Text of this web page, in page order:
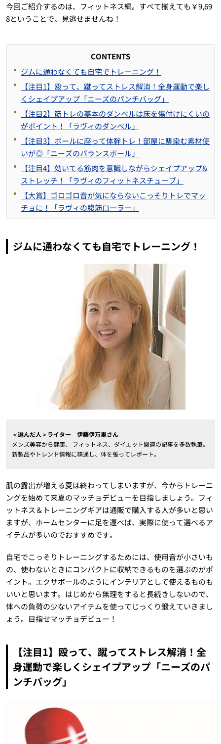
今回ご紹介するのは、フィットネス編。すべて揃えても￥9,69
8ということで、見逃せませんね！
CONTENTS
ジムに通わなくても自宅でトレーニング！
【注目1】殴って、蹴ってストレス解消！全身運動で楽し
くシェイプアップ「ニーズのパンチバッグ」
【注目2】筋トレの基本のダンベルは床を傷付けにくいの
がポイント！「ラヴィのダンベル」
【注目3】ボールに座って体幹トレ！部屋に馴染む素材使
いが◎「ニーズのバランスボール」
【注目4】効いてる筋肉を意識しながらシェイプアップ&
ストレッチ！「ラヴィのフィットネスチューブ」
【大賞】ゴロゴロ音が気にならないこっそりトレでマッ
チョに！「ラヴィの腹筋ローラー」
ジムに通わなくても自宅でトレーニング！
＜選んだ人＞ライター 伊藤伊万里さん
メンズ美容から健康、 フィットネス、ダイエット関連の記事を多数執筆。
新製品やトレンド情報に精通し、体を張ってレポート。
肌の露出が増える夏は終わってしまいますが、今からトレーニ
ングを始めて来夏のマッチョデビューを目指しましょう。フィ
ットネス＆トレーニングギアは通販で購入する人が多いと思い
ますが、ホームセンターに足を運べば、実際に使って選べるア
イテムが多いのでおすすめです。
自宅でこっそりトレーニングするためには、使用音が小さいも
の、使わないときにコンパクトに収納できるものを選ぶのがポ
イント。エクサボールのようにインテリアとして使えるものも
いいと思います。はじめから無理をすると長続きしないので、
体への負荷の少ないアイテムを使ってじっくり鍛えていきまし
ょう。目指せマッチョデビュー！
【注目1】殴って、蹴ってストレス解消！全
身運動で楽しくシェイプアップ「ニーズのパ
ンチバッグ」